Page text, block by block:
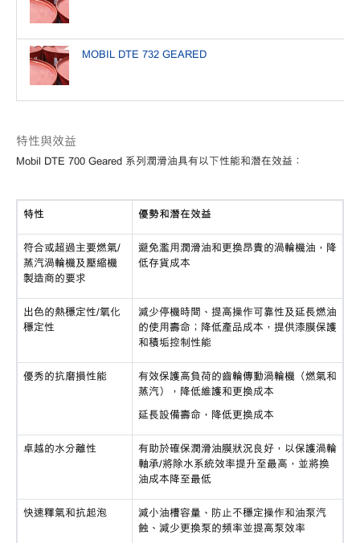
MOBIL DTE 732 GEARED
特性與效益
Mobil DTE 700 Geared 系列潤滑油具有以下性能和潛在效益：
特性 優勢和潛在效益
符合或超過主要燃氣/
蒸汽渦輪機及壓縮機
製造商的要求
避免濫用潤滑油和更換昂貴的渦輪機油，降
低存貨成本
出色的熱穩定性/氧化
穩定性
減少停機時間、提高操作可靠性及延長燃油
的使用壽命；降低產品成本，提供漆膜保護
和積垢控制性能
優秀的抗磨損性能
有效保護高負荷的齒輪傳動渦輪機（燃氣和
蒸汽），降低維護和更換成本
延長設備壽命，降低更換成本
卓越的水分離性
有助於確保潤滑油膜狀況良好，以保護渦輪
軸承/將除水系統效率提升至最高，並將換
油成本降至最低
快速釋氣和抗起泡
減小油槽容量、防止不穩定操作和油泵汽
蝕、減少更換泵的頻率並提高泵效率